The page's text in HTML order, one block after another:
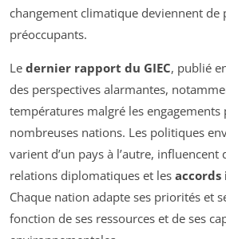
changement climatique deviennent de
préoccupants.
Le dernier rapport du GIEC, publié
des perspectives alarmantes,
températures malgré les engagements
nombreuses nations. Les politiques
varient d’un pays à l’autre, influencent
relations diplomatiques et les
Chaque nation adapte ses priorités et
fonction de ses ressources et de ses